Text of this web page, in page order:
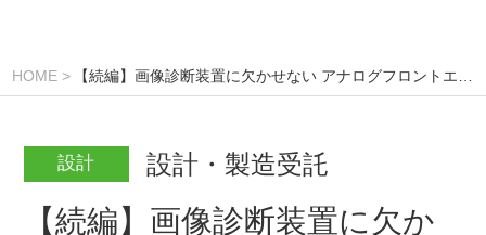
HOME
設計 設計・製造受託
【続編】画像診断装置に欠か